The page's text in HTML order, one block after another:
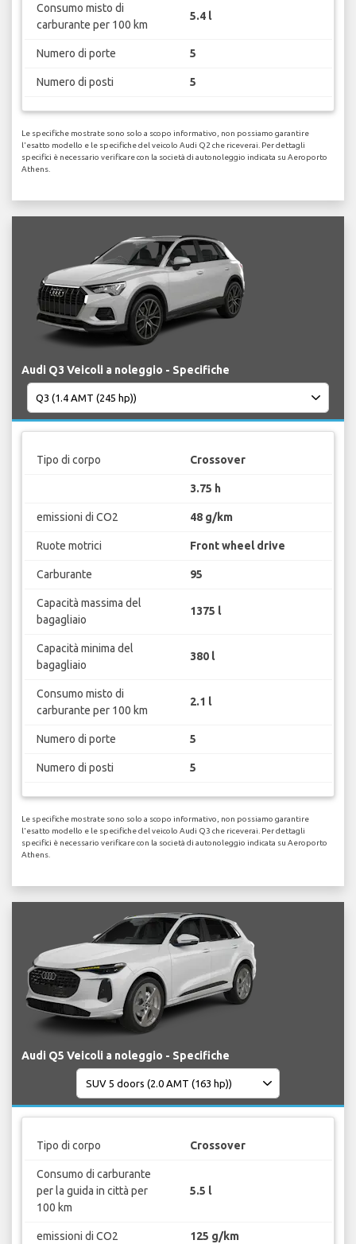
Consumo misto di
carburante per 100 km
5.4 l
Numero di porte 5
Numero di posti 5
Le specifiche mostrate sono solo a scopo informativo, non possiamo garantire
l'esatto modello e le specifiche del veicolo Audi Q2 che riceverai. Per dettagli
specifici è necessario verificare con la società di autonoleggio indicata su Aeroporto
Athens.
Audi Q3 Veicoli a noleggio - Specifiche
Tipo di corpo Crossover
3.75 h
emissioni di CO2 48 g/km
Ruote motrici Front wheel drive
Carburante 95
Capacità massima del
bagagliaio
1375 l
Capacità minima del
bagagliaio
380 l
Consumo misto di
carburante per 100 km
2.1 l
Numero di porte 5
Numero di posti 5
Le specifiche mostrate sono solo a scopo informativo, non possiamo garantire
l'esatto modello e le specifiche del veicolo Audi Q3 che riceverai. Per dettagli
specifici è necessario verificare con la società di autonoleggio indicata su Aeroporto
Athens.
Audi Q5 Veicoli a noleggio - Specifiche
Tipo di corpo Crossover
Consumo di carburante
per la guida in città per
100 km
5.5 l
emissioni di CO2 125 g/km